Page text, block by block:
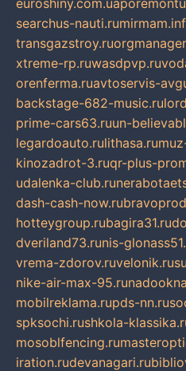
euroshiny.com.ua
searchus-nauti.ru
transgazstroy.ru
xtreme-rp.ruwasdpvp.ru
orenferma.ruavtoservis-
backstage-682-music.ru
prime-cars63.ruun-
legardoauto.rulithasa.ru
kinozadrot-3.ruqr-plus-
udalenka-club.ru
dash-cash-now.ru
hotteygroup.rubagira31.ru
dveriland73.runis-
vrema-zdorov.ruvelonik.ru
nike-air-max-95.ru
mobilreklama.rupds-nn.ru
spksochi.rushkola-
mosoblfencing.ru
iration.rudevanagari.ru